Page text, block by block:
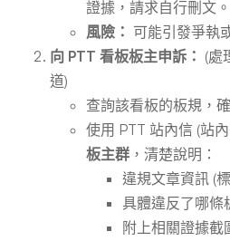
證據，請求自行刪文。
風險： 可能引發爭執
向 PTT 看板板主申訴： (處
道)
查詢該看板的板規，
使用 PTT 站內信 (站
板主群 ，清楚說明：
違規文章資訊 (
具體違反了哪條
附上相關證據截